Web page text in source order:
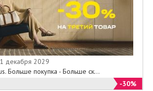
декабря 2029
Больше покупка - Больше ск...
-30%